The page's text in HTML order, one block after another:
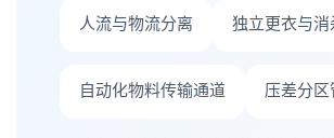
人流与物流分离 独立更衣与消
自动化物料传输通道 压差分区